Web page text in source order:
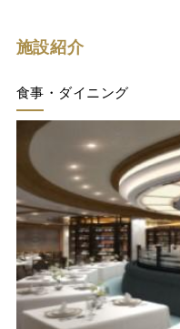
施設紹介
食事・ダイニング